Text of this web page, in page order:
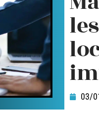
03/